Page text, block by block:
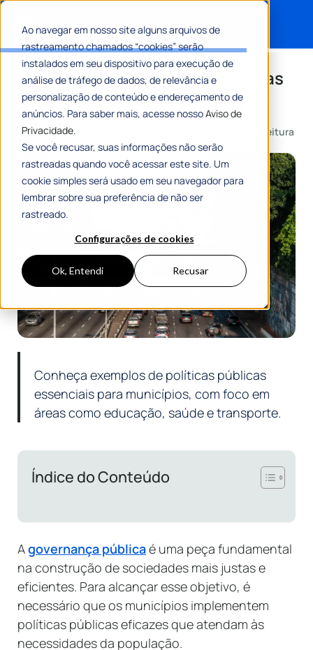
Ao navegar em nosso site alguns arquivos de
rastreamento chamados “cookies” serão
instalados em seu dispositivo para execução de
análise de tráfego de dados, de relevância e
personalização de conteúdo e endereçamento de
anúncios. Para saber mais, acesse nossoAviso de
Privacidade.
Se você recusar, suas informações não serão
rastreadas quando você acessar este site. Um
cookie simples será usado em seu navegador para
lembrar sobre sua preferência de não ser
rastreado.
Configurações de cookies
Ok, Entendi Recusar
14 exemplos de políticas públicas
importantes para os municípios
PorCarlos Oliveira 11 Min De Leitura
Conheça exemplos de políticas públicas
essenciais para municípios, com foco em
áreas como educação, saúde e transporte.
Índice do Conteúdo
Agovernança públicaé uma peça fundamental
na construção de sociedades mais justas e
eficientes. Para alcançar esse objetivo, é
necessário que os municípios implementem
políticas públicas eficazes que atendam às
necessidades da população.